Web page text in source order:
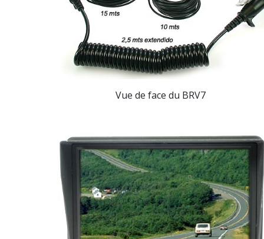
Vue de face du BRV7